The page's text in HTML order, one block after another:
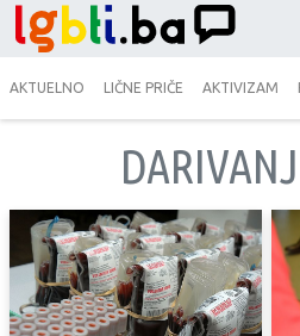
AKTUELNO LIČNE PRIČE AKTIVIZAM